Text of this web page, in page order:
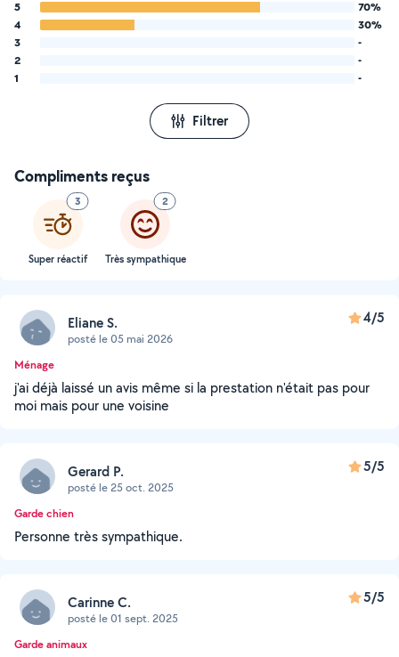
5
70%
4
30%
3
-
2
-
1
-
Filtrer
Compliments reçus
3
Super réactif
2
Très sympathique
Eliane S.
posté le 05 mai 2026
4/5
Ménage
j'ai déjà laissé un avis même si la prestation n'était pas pour
moi mais pour une voisine
Gerard P.
posté le 25 oct. 2025
5/5
Garde chien
Personne très sympathique.
Carinne C.
posté le 01 sept. 2025
5/5
Garde animaux